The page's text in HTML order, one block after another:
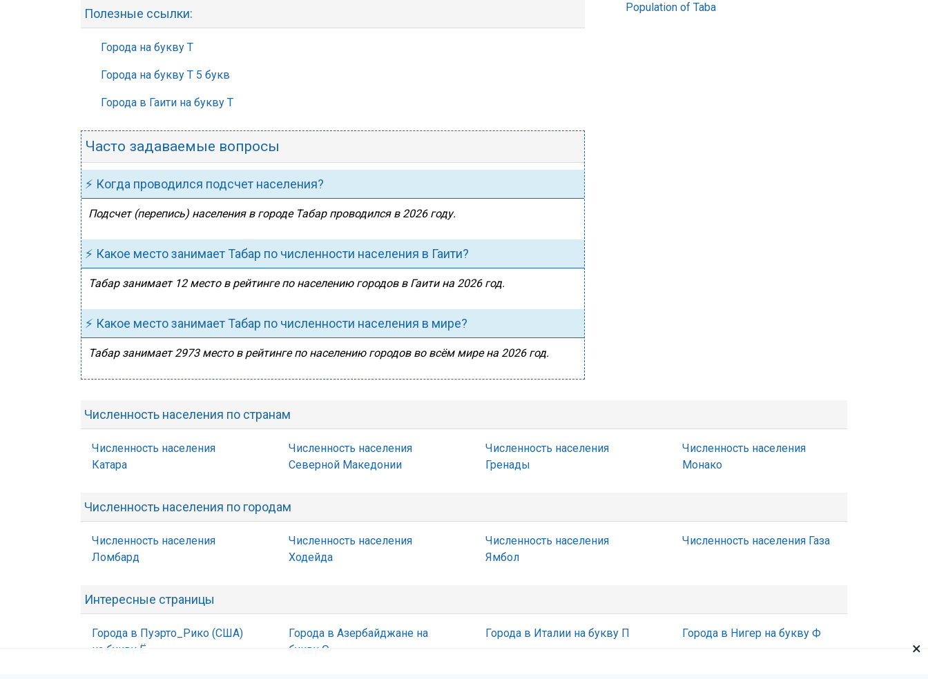
Полезные ссылки:
Города на букву Т
Города на букву Т 5 букв
Города в Гаити на букву Т
Часто задаваемые вопросы
⚡ Когда проводился подсчет населения?
Подсчет (перепись) населения в городе Табар проводился в 2026 году.
⚡ Какое место занимает Табар по численности населения в Гаити?
Табар занимает 12 место в рейтинге по населению городов в Гаити на 2026 год.
⚡ Какое место занимает Табар по численности населения в мире?
Табар занимает 2973 место в рейтинге по населению городов во всём мире на 2026 год.
Population of Taba
Численность населения по странам
Численность населения
Катара
Численность населения
Северной Македонии
Численность населения
Гренады
Численность населения
Монако
Численность населения по городам
Численность населения
Ломбард
Численность населения
Ходейда
Численность населения
Ямбол
Численность населения Газа
Интересные страницы
Города в Пуэрто_Рико (США)
на букву Ё
Города в Азербайджане на
букву О
Города в Италии на букву П Города в Нигер на букву Ф
×